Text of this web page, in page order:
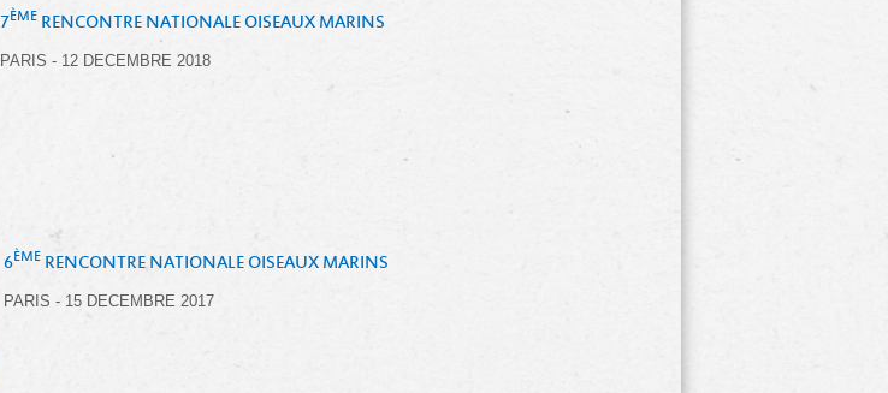
7ÈME RENCONTRE NATIONALE OISEAUX MARINS
PARIS - 12 DECEMBRE 2018
6ÈME RENCONTRE NATIONALE OISEAUX MARINS
PARIS - 15 DECEMBRE 2017